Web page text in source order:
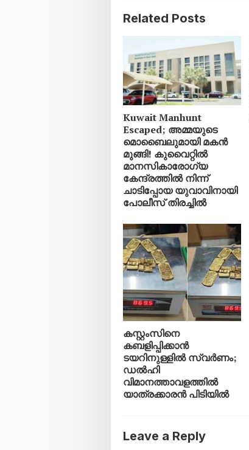
Related Posts
Kuwait Manhunt
Escaped; അമ്മയുടെ
മൊബൈലുമായി മകൻ
മുങ്ങി! കുവൈറ്റിൽ
മാനസികാരോഗ്യ
കേന്ദ്രത്തിൽ നിന്ന്
ചാടിപ്പോയ യുവാവിനായി
പോലീസ് തിരച്ചിൽ
കസ്റ്റംസിനെ
കബളിപ്പിക്കാൻ
ടയറിനുള്ളിൽ സ്വർണം;
ഡൽഹി
വിമാനത്താവളത്തിൽ
യാത്രക്കാരൻ പിടിയിൽ
Leave a Reply